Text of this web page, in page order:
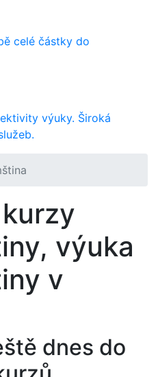
celé částky do
výuky. Široká
výuka
v
dnes do